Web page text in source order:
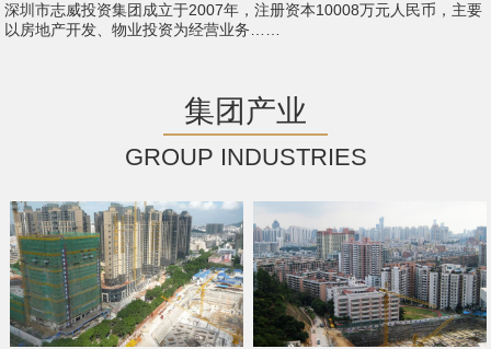
深圳市志威投资集团成立于2007年，注册资本10008万元人民币，主要
以房地产开发、物业投资为经营业务……
集团产业
GROUP INDUSTRIES